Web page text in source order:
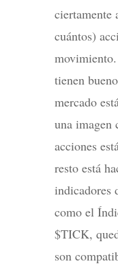
ciertamente
cuántos)
tienen
mercado
una imagen
acciones
resto está
indicadores
como el
$TICK,
son